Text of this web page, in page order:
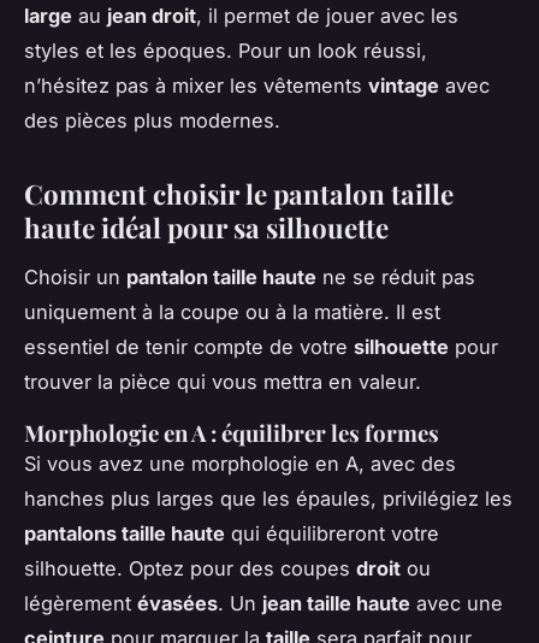
large au jean droit, il permet de jouer avec les
styles et les époques. Pour un look réussi,
n’hésitez pas à mixer les vêtements vintage avec
des pièces plus modernes.
Comment choisir le pantalon taille
haute idéal pour sa silhouette
Choisir un pantalon taille haute ne se réduit pas
uniquement à la coupe ou à la matière. Il est
essentiel de tenir compte de votre silhouette pour
trouver la pièce qui vous mettra en valeur.
Morphologie en A : équilibrer les formes
Si vous avez une morphologie en A, avec des
hanches plus larges que les épaules, privilégiez les
pantalons taille haute qui équilibreront votre
silhouette. Optez pour des coupes droit ou
légèrement évasées. Un jean taille haute avec une